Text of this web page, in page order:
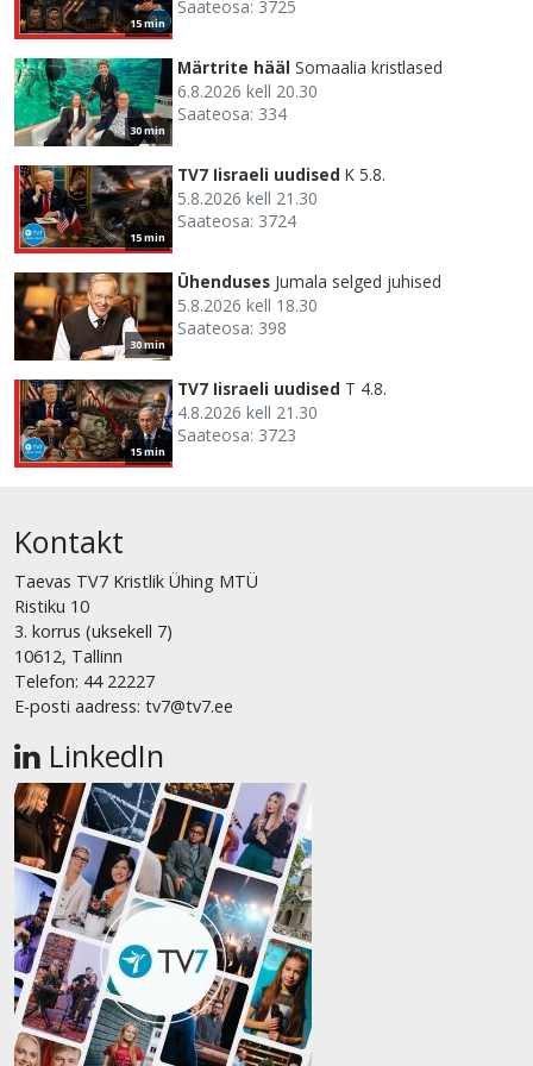
15 min
Saateosa: 3725
30 min
Märtrite hääl Somaalia kristlased
6.8.2026 kell 20.30
Saateosa: 334
15 min
TV7 Iisraeli uudised K 5.8.
5.8.2026 kell 21.30
Saateosa: 3724
30 min
Ühenduses Jumala selged juhised
5.8.2026 kell 18.30
Saateosa: 398
15 min
TV7 Iisraeli uudised T 4.8.
4.8.2026 kell 21.30
Saateosa: 3723
Kontakt
Taevas TV7 Kristlik Ühing MTÜ
Ristiku 10
3. korrus (uksekell 7)
10612, Tallinn
Telefon: 44 22227
E-posti aadress: tv7@tv7.ee
LinkedIn